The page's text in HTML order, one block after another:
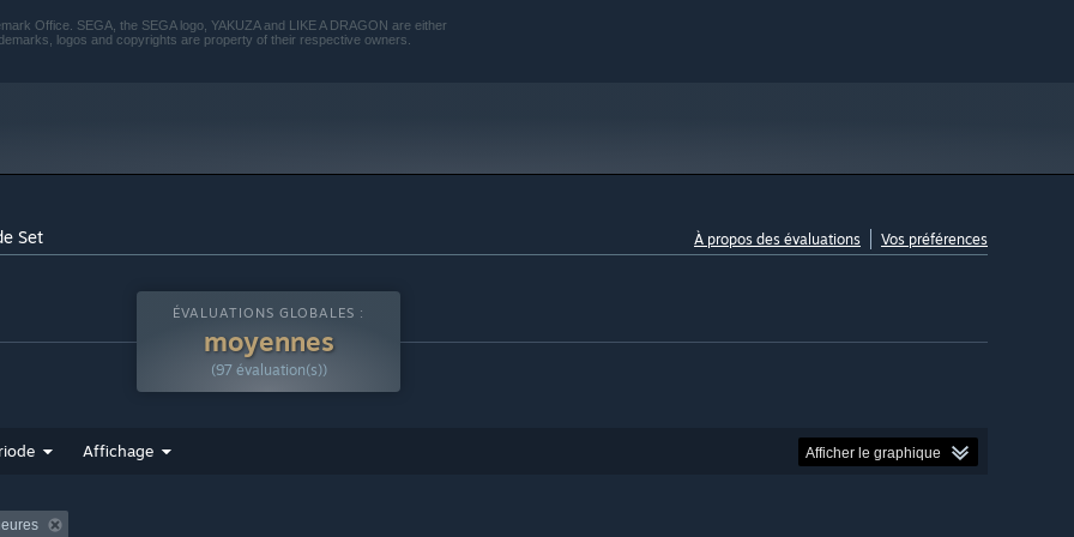
avec Windows 10 et ses versions plus récentes.
Office. SEGA, the SEGA logo, YAKUZA and LIKE A DRAGON are either
logos and copyrights are property of their respective owners.
Set À propos des évaluations Vos préférences
ÉVALUATIONS GLOBALES :
moyennes
(97 évaluation(s))
Affichage Afficher le graphique